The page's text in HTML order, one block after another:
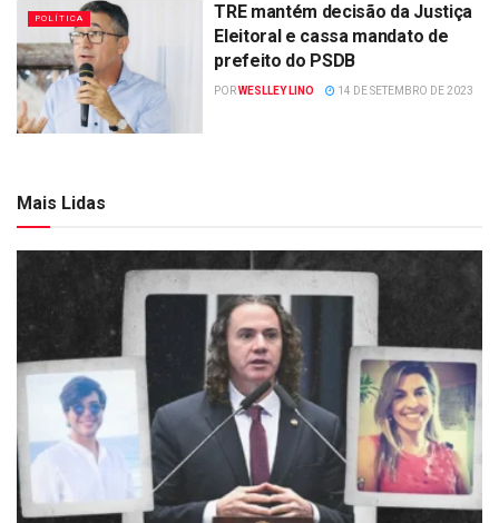
POLÍTICA
TRE mantém decisão da Justiça
Eleitoral e cassa mandato de
prefeito do PSDB
PORWESLLEY LINO 14 DE SETEMBRO DE 2023
Mais Lidas